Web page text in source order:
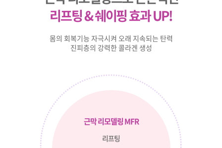
리프팅 & 쉐이핑 효과 UP!
몸의 회복기능 자극시켜 오래 지속되는 탄력
진피층의 강력한 콜라겐 생성
근막 리모델링 MFR
리프팅